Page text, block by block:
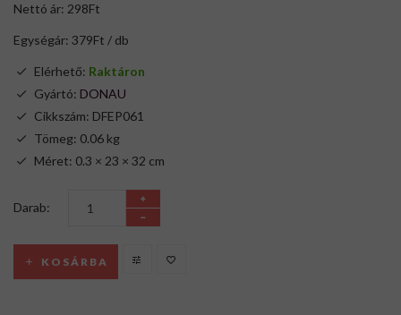
Nettó ár: 298Ft
Egységár: 379Ft / db
Elérhető: Raktáron
Gyártó: DONAU
Cikkszám: DFEP061
Tömeg: 0.06 kg
Méret: 0.3 × 23 × 32 cm
Darab:
KOSÁRBA